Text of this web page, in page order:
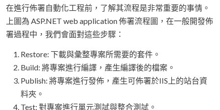
在進行佈署自動化工程前，了解其流程是非常重要的事情。
上圖為 ASP.NET web application 佈署流程圖，在一般開發佈
署過程中，我們會面對這些步驟：
Restore: 下載與彙整專案所需要的套件。
Build: 將專案進行編譯，產生編譯後的檔案。
Publish: 將專案進行發佈，產生可佈署於IIS上的站台資
料夾。
Test: 對專案進行單元測試與整合測試。